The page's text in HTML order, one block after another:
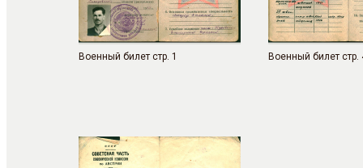
Военный билет стр. 1 Военный билет стр.